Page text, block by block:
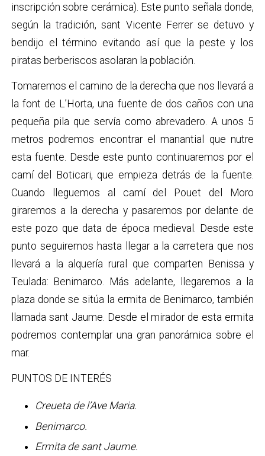
inscripción sobre cerámica). Este punto señala donde,
según la tradición, sant Vicente Ferrer se detuvo y
bendijo el término evitando así que la peste y los
piratas berberiscos asolaran la población.
Tomaremos el camino de la derecha que nos llevará a
la font de L’Horta, una fuente de dos caños con una
pequeña pila que servía como abrevadero. A unos 5
metros podremos encontrar el manantial que nutre
esta fuente. Desde este punto continuaremos por el
camí del Boticari, que empieza detrás de la fuente.
Cuando lleguemos al camí del Pouet del Moro
giraremos a la derecha y pasaremos por delante de
este pozo que data de época medieval. Desde este
punto seguiremos hasta llegar a la carretera que nos
llevará a la alquería rural que comparten Benissa y
Teulada: Benimarco. Más adelante, llegaremos a la
plaza donde se sitúa la ermita de Benimarco, también
llamada sant Jaume. Desde el mirador de esta ermita
podremos contemplar una gran panorámica sobre el
mar.
PUNTOS DE INTERÉS
Creueta de l’Ave Maria.
Benimarco.
Ermita de sant Jaume.